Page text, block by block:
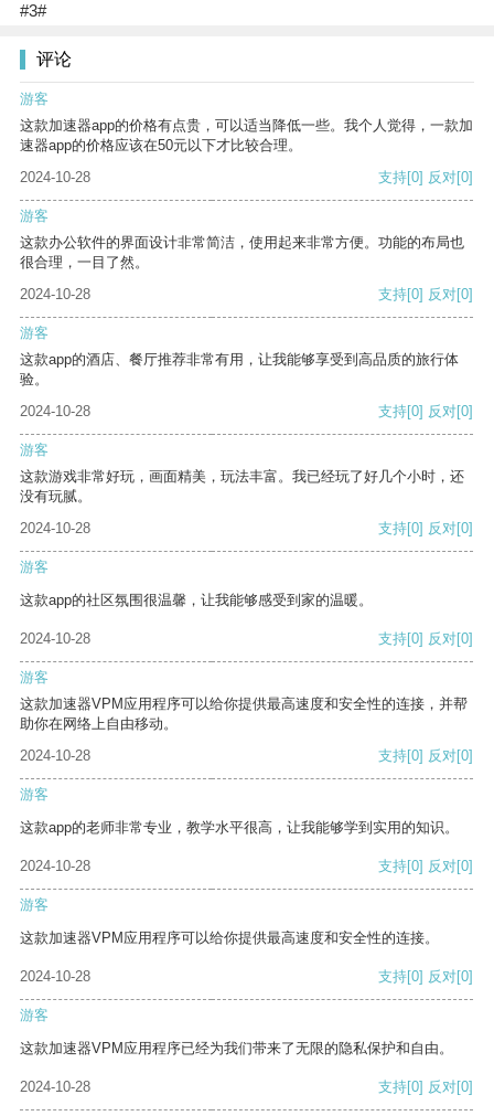
#3#
评论
游客
这款加速器app的价格有点贵，可以适当降低一些。我个人觉得，一款加
速器app的价格应该在50元以下才比较合理。
2024-10-28
支持[0] 反对[0]
游客
这款办公软件的界面设计非常简洁，使用起来非常方便。功能的布局也
很合理，一目了然。
2024-10-28
支持[0] 反对[0]
游客
这款app的酒店、餐厅推荐非常有用，让我能够享受到高品质的旅行体
验。
2024-10-28
支持[0] 反对[0]
游客
这款游戏非常好玩，画面精美，玩法丰富。我已经玩了好几个小时，还
没有玩腻。
2024-10-28
支持[0] 反对[0]
游客
这款app的社区氛围很温馨，让我能够感受到家的温暖。
2024-10-28 支持[0] 反对[0]
游客
这款加速器VPM应用程序可以给你提供最高速度和安全性的连接，并帮
助你在网络上自由移动。
2024-10-28
支持[0] 反对[0]
游客
这款app的老师非常专业，教学水平很高，让我能够学到实用的知识。
2024-10-28 支持[0] 反对[0]
游客
这款加速器VPM应用程序可以给你提供最高速度和安全性的连接。
2024-10-28 支持[0] 反对[0]
游客
这款加速器VPM应用程序已经为我们带来了无限的隐私保护和自由。
2024-10-28 支持[0] 反对[0]